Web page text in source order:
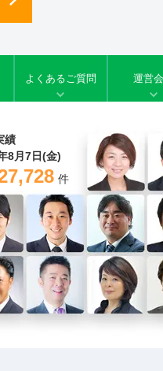
よくあるご質問 運営
績
8月7日(金)
件